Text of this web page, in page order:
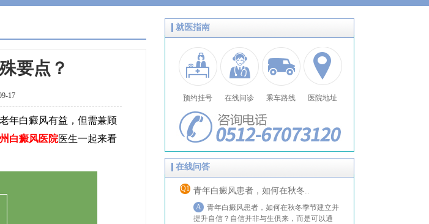
要点？
17
年白癜风有益，但需兼顾
白癜风医院医生一起来看
就医指南
预约挂号 在线问诊 乘车路线 医院地址
在线问答
Q1 青年白癜风患者，如何在秋冬..
A
青年白癜风患者，如何在秋冬季节建立并
提升自信？自信并非与生俱来，而是可以通